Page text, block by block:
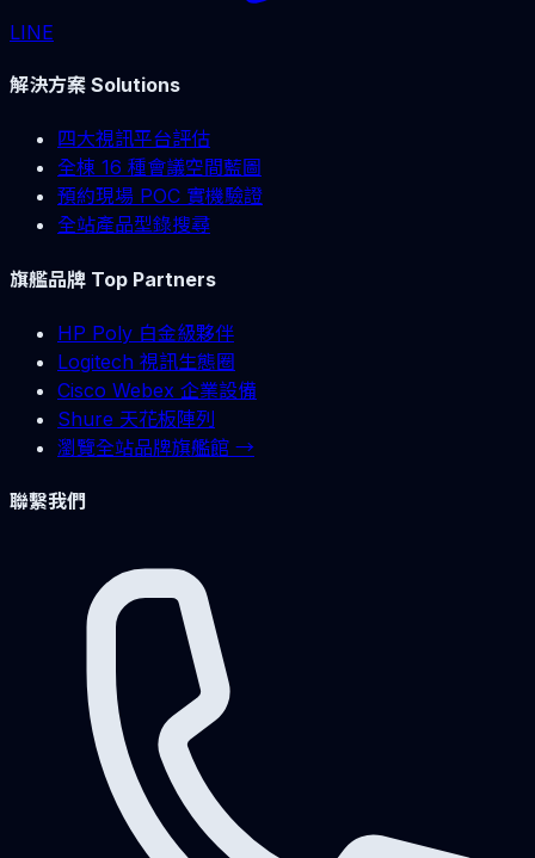
LINE
解決方案 Solutions
四大視訊平台評估
全棟 16 種會議空間藍圖
預約現場 POC 實機驗證
全站產品型錄搜尋
旗艦品牌 Top Partners
HP Poly 白金級夥伴
Logitech 視訊生態圈
Cisco Webex 企業設備
Shure 天花板陣列
瀏覽全站品牌旗艦館 →
聯繫我們